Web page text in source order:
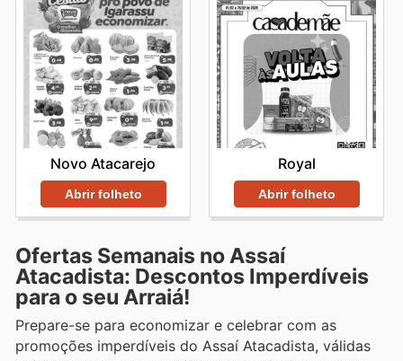
Novo Atacarejo
Abrir folheto
Royal
Abrir folheto
Ofertas Semanais no Assaí
Atacadista: Descontos Imperdíveis
para o seu Arraiá!
Prepare-se para economizar e celebrar com as
promoções imperdíveis do Assaí Atacadista, válidas